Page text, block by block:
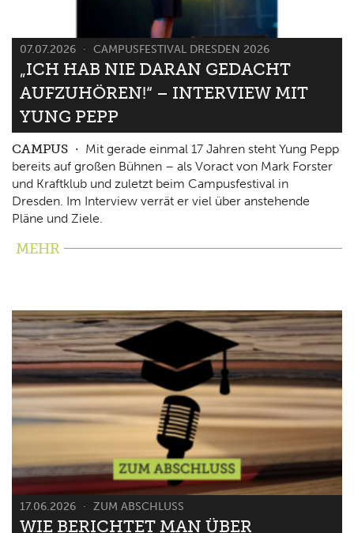
07.07.2026 CAMPUSFESTIVAL DRESDEN 2026
„ICH HAB NIE DARAN GEDACHT
AUFZUHÖREN!“ – INTERVIEW MIT
YUNG PEPP
CAMPUS
Mit gerade einmal 17 Jahren steht Yung Pepp
bereits auf großen Bühnen – als Voract von Mark Forster
und Kraftklub und zuletzt beim Campusfestival in
Dresden. Im Interview verrät er viel über anstehende
Pläne und Ziele.
MEHR
17.06.2026 ZUM ABSCHLUSS
WIE BERICHTET MAN ÜBER